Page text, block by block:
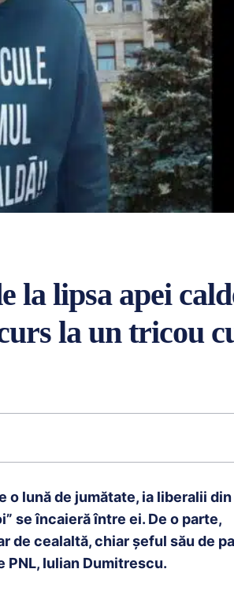
la lipsa apei
la un tricou
o lună de jumătate, ia liberalii din
se încaieră între ei. De o parte,
de cealaltă, chiar șeful său de
Iulian Dumitrescu.